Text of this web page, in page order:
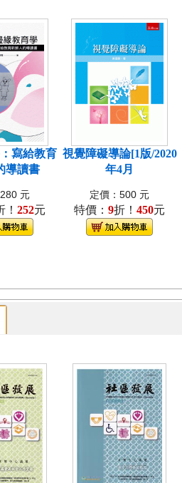
寫給教育
導讀書
元
！ 252元
視覺障礙導論[1版/2020
年4月
定價：500 元
特價： 9折！ 450元